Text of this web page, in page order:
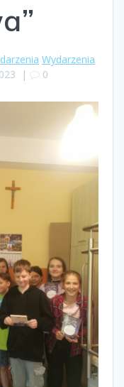
Wydarzenia
| 0